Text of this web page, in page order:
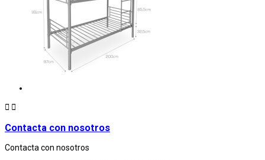
 
Contacta con nosotros
Contacta con nosotros